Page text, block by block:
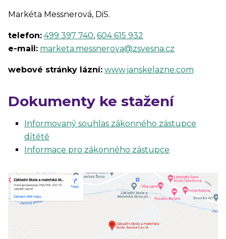
Markéta Messnerová, DiS.
telefon: 499 397 740, 604 615 932
e-mail: marketa.messnerova@zsvesna.cz
webové stránky lázní: www.janskelazne.com
Dokumenty ke stažení
Informovaný souhlas zákonného zástupce
dítětě
Informace pro zákonného zástupce